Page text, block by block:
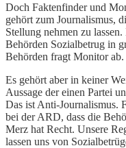
Doch Faktenfinder und
gehört zum Journalismus,
Stellung nehmen zu
Behörden Sozialbetrug in
Behörden fragt Monitor ab.
Es gehört aber in keiner
Aussage der einen Partei
Das ist Anti-Journalismus.
bei der ARD, dass die
Merz hat Recht. Unsere
lassen uns von